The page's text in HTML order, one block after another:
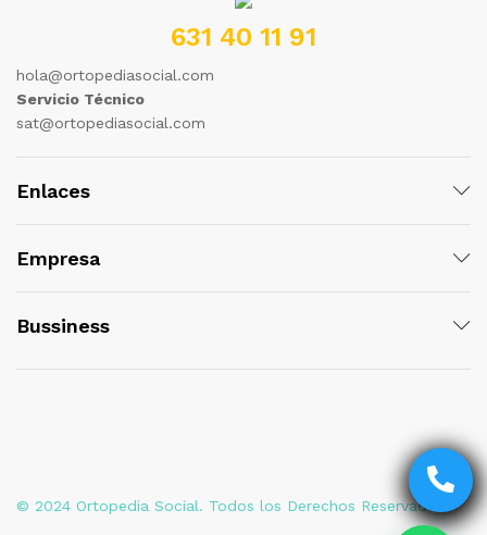
631 40 11 91
hola@ortopediasocial.com
Servicio Técnico
sat@ortopediasocial.com
Enlaces
Empresa
Bussiness
© 2024 Ortopedia Social. Todos los Derechos Reservados